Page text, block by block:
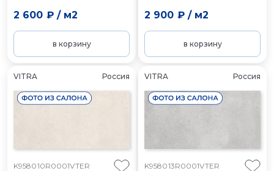
2 600 ₽/ м2
в корзину
2 900 ₽/ м2
в корзину
VITRA Россия
K958010R0001VTER
VITRA Россия
K958013R0001VTER